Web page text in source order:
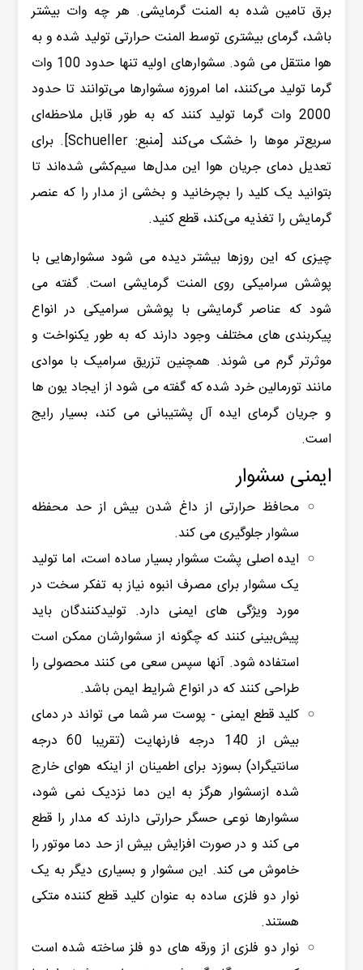
برق تامین شده به المنت گرمایشی. هر چه وات بیشتر
باشد، گرمای بیشتری توسط المنت حرارتی تولید شده و به
هوا منتقل می شود. سشوارهای اولیه تنها حدود 100 وات
گرما تولید می‌کنند، اما امروزه سشوارها می‌توانند تا حدود
2000 وات گرما تولید کنند که به طور قابل ملاحظه‌ای
سریع‌تر موها را خشک می‌کند [منبع: Schueller]. برای
تعدیل دمای جریان هوا این مدل‌ها سیم‌کشی شده‌اند تا
بتوانید یک کلید را بچرخانید و بخشی از مدار را که عنصر
گرمایش را تغذیه می‌کند، قطع کنید.
چیزی که این روزها بیشتر دیده می شود سشوارهایی با
پوشش سرامیکی روی المنت گرمایشی است. گفته می
شود که عناصر گرمایشی با پوشش سرامیکی در انواع
پیکربندی های مختلف وجود دارند که به طور یکنواخت و
موثرتر گرم می شوند. همچنین تزریق سرامیک با موادی
مانند تورمالین خرد شده که گفته می شود از ایجاد یون ها
و جریان گرمای ایده آل پشتیبانی می کند، بسیار رایج
است.
ایمنی سشوار
محافظ حرارتی از داغ شدن بیش از حد محفظه
سشوار جلوگیری می کند.
ایده اصلی پشت سشوار بسیار ساده است، اما تولید
یک سشوار برای مصرف انبوه نیاز به تفکر سخت در
مورد ویژگی های ایمنی دارد. تولیدکنندگان باید
پیش‌بینی کنند که چگونه از سشوارشان ممکن است
استفاده شود. آنها سپس سعی می کنند محصولی را
طراحی کنند که در انواع شرایط ایمن باشد.
کلید قطع ایمنی - پوست سر شما می تواند در دمای
بیش از 140 درجه فارنهایت (تقریبا 60 درجه
سانتیگراد) بسوزد برای اطمینان از اینکه هوای خارج
شده ازسشوار هرگز به این دما نزدیک نمی شود،
سشوارها نوعی حسگر حرارتی دارند که مدار را قطع
می کند و در صورت افزایش بیش از حد دما موتور را
خاموش می کند. این سشوار و بسیاری دیگر به یک
نوار دو فلزی ساده به عنوان کلید قطع کننده متکی
هستند.
نوار دو فلزی از ورقه های دو فلز ساخته شده است